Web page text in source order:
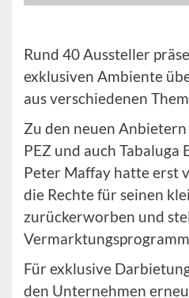
Rund 40 Aussteller
exklusiven Ambiente
aus verschiedenen
Zu den neuen Anbietern
PEZ und auch Tabaluga
Peter Maffay hatte erst
die Rechte für seinen
zurückerworben und
Für exklusive
den Unternehmen